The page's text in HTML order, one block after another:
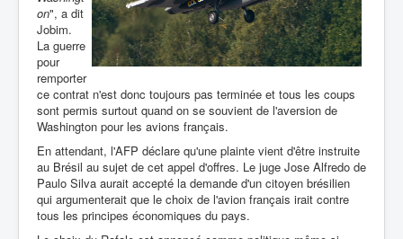
on", a dit
Jobim.
La guerre
pour
remporter
ce contrat n'est donc toujours pas terminée et tous les coups
sont permis surtout quand on se souvient de l'aversion de
Washington pour les avions français.
En attendant, l'AFP déclare qu'une plainte vient d'être instruite
au Brésil au sujet de cet appel d'offres. Le juge Jose Alfredo de
Paulo Silva aurait accepté la demande d'un citoyen brésilien
qui argumenterait que le choix de l'avion français irait contre
tous les principes économiques du pays.